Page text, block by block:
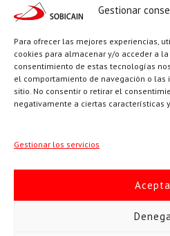
Gestionar
Para ofrecer las mejores experiencias,
cookies para almacenar y/o acceder a
consentimiento de estas tecnologías
el comportamiento de navegación o las
sitio. No consentir o retirar el
negativamente a ciertas características
Gestionar los servicios
YouTube
X Facebook
PÁGINAS INSTITUCIONALES
SOBICAIN / Sociedad Bíblica